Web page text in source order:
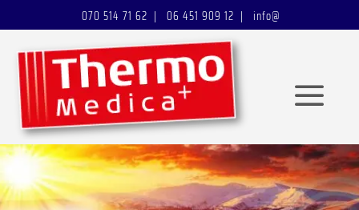
070 514 71 62 | 06 451 909 12 | info@